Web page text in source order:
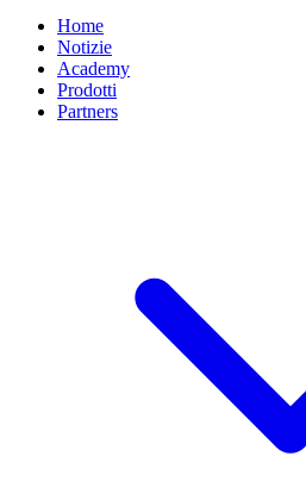
Home
Notizie
Academy
Prodotti
Partners